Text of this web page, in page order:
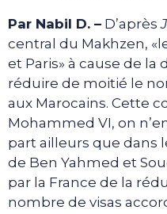
Par Nabil D. – D’après
central du Makhzen,
et Paris» à cause de la
réduire de moitié le
aux Marocains. Cette
Mohammed VI, on
part ailleurs que dans
de Ben Yahmed et
par la France de la
nombre de visas